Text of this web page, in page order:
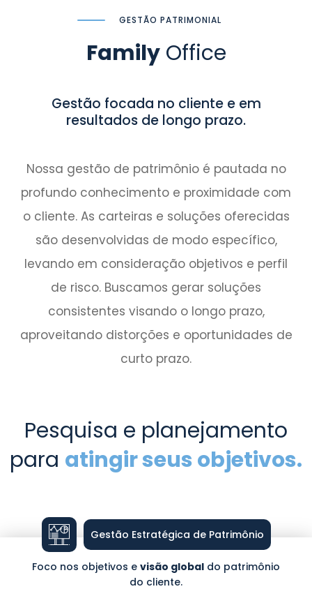
GESTÃO PATRIMONIAL
FamilyOffice
Gestão focada no cliente e em
resultados de longo prazo.
Nossa gestão de patrimônio é pautada no
profundo conhecimento e proximidade com
o cliente. As carteiras e soluções oferecidas
são desenvolvidas de modo específico,
levando em consideração objetivos e perfil
de risco. Buscamos gerar soluções
consistentes visando o longo prazo,
aproveitando distorções e oportunidades de
curto prazo.
Pesquisa e planejamento
para atingir seus objetivos.
Gestão Estratégica de Patrimônio
Foco nos objetivos e visão global do patrimônio
do cliente.